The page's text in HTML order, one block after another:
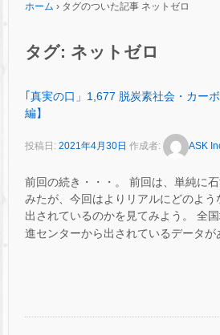
ホーム › タグのついた記事 ネットゼロ
タグ: ネットゼロ
｢真実の口」1,677 脱炭素社会・カー
編】
投稿日: 2021年4月30日 作成者: ASK
前回の続き・・・。 前回は、単純に
みたが、今回はよりリアルにどのよ
出されているのかを見てみよう。 全
進センターから出されているデータが